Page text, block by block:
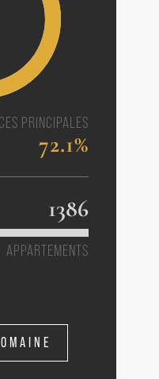
PRINCIPALES
72.1%
1386
APPARTEMENTS